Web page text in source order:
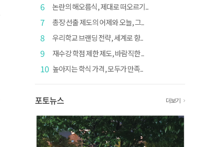
6 논란의 해오름식, 제대로 떠오르기...
7 총장 선출 제도의 어제와 오늘, 그...
8 우리학교 브랜딩 전략, 세계로 향...
9 재수강 학점 제한 제도, 바람직한 ...
10 높아지는 학식 가격, 모두가 만족...
포토뉴스 더보기